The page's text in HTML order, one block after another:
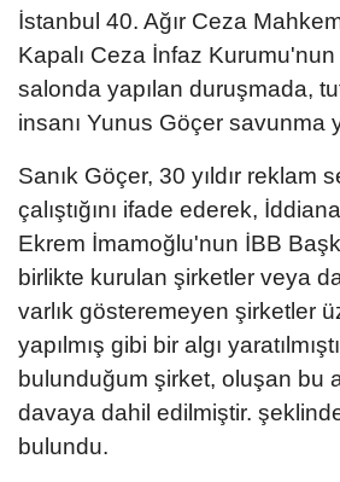
İstanbul 40. Ağır Ceza
Kapalı Ceza İnfaz Kurumu'nun
salonda yapılan duruşmada,
insanı Yunus Göçer savunma
Sanık Göçer, 30 yıldır reklam
çalıştığını ifade ederek,
Ekrem İmamoğlu'nun İBB
birlikte kurulan şirketler veya
varlık gösteremeyen şirketler
yapılmış gibi bir algı
bulunduğum şirket, oluşan bu
davaya dahil edilmiştir.
bulundu.